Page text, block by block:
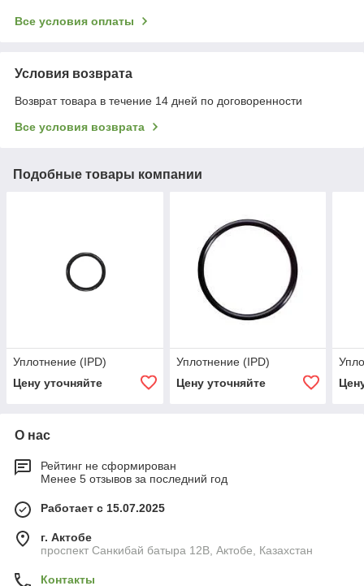
Все условия оплаты
Условия возврата
Возврат товара в течение 14 дней по договоренности
Все условия возврата
Подобные товары компании
Уплотнение (IPD)
Цену уточняйте
Уплотнение (IPD)
Цену уточняйте
О нас
Рейтинг не сформирован
Менее 5 отзывов за последний год
Работает с 15.07.2025
г. Актобе
проспект Санкибай батыра 12В, Актобе, Казахстан
Контакты